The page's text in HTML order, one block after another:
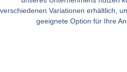
verschiedenen Variationen erhältlich,
geeignete Option für Ihre